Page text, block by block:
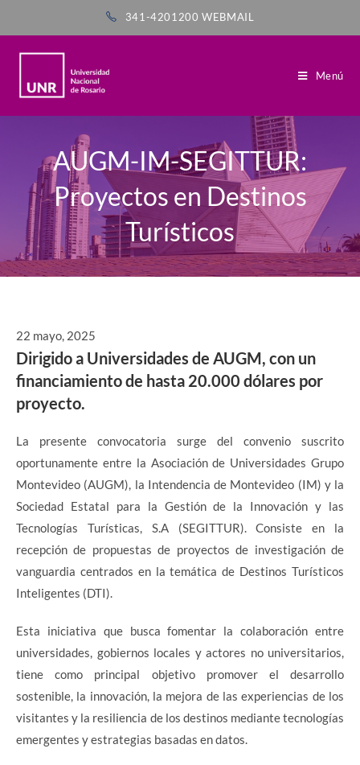
341-4201200WEBMAIL
Menú
AUGM-IM-SEGITTUR:
Proyectos en Destinos
Turísticos
22 mayo, 2025
Dirigido a Universidades de AUGM, con un
financiamiento de hasta 20.000 dólares por
proyecto.
La presente convocatoria surge del convenio suscrito
oportunamente entre la Asociación de Universidades Grupo
Montevideo (AUGM), la Intendencia de Montevideo (IM) y la
Sociedad Estatal para la Gestión de la Innovación y las
Tecnologías Turísticas, S.A (SEGITTUR). Consiste en la
recepción de propuestas de proyectos de investigación de
vanguardia centrados en la temática de Destinos Turísticos
Inteligentes (DTI).
Esta iniciativa que busca fomentar la colaboración entre
universidades, gobiernos locales y actores no universitarios,
tiene como principal objetivo promover el desarrollo
sostenible, la innovación, la mejora de las experiencias de los
visitantes y la resiliencia de los destinos mediante tecnologías
emergentes y estrategias basadas en datos.